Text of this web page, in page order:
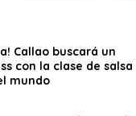
Callao buscará un
con la clase de salsa
mundo